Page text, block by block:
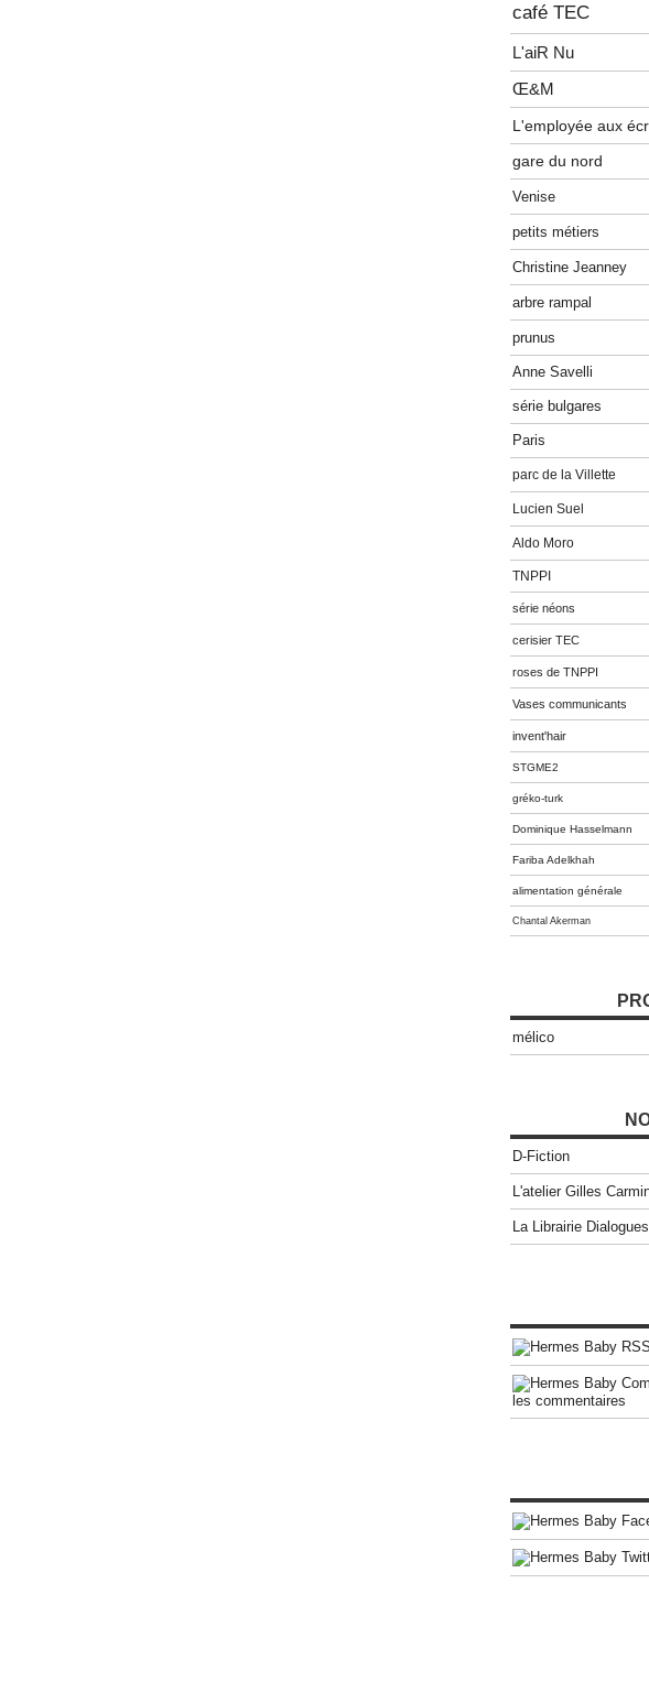
café TEC
L'aiR Nu
Œ&M
L'employée aux
gare du nord
Venise
petits métiers
Christine Jeanney
arbre rampal
prunus
Anne Savelli
série bulgares
Paris
parc de la Villette
Lucien Suel
Aldo Moro
TNPPI
série néons
cerisier TEC
roses de TNPPI
Vases communicants
invent'hair
STGME2
gréko-turk
Dominique Hasselmann
Fariba Adelkhah
alimentation générale
Chantal Akerman
mélico
D-Fiction
L'atelier Gilles
La Librairie Dialogues
les commentaires